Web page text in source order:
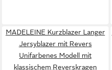
MADELEINE Kurzblazer Langer
Jersyblazer mit Revers
Unifarbenes Modell mit
klassischem Reverskragen